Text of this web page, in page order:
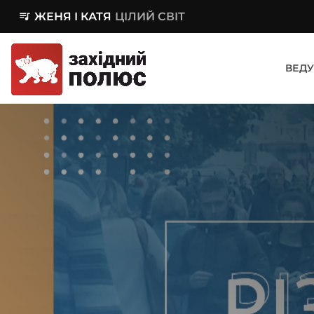
queue_music ЖЕНЯ І КАТЯ ЦІЛИЙ СВІТ